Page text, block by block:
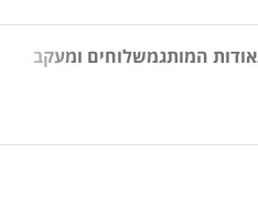
אודות המותגמשלוחים ומעקב